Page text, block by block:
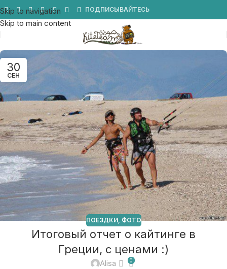
Skip to navigation
Skip to main content
ПОДПИСЫВАЙТЕСЬ
30
СЕН
ПОЕЗДКИ, ФОТО
Итоговый отчет о кайтинге в
Греции, с ценами :)
Alisa 0